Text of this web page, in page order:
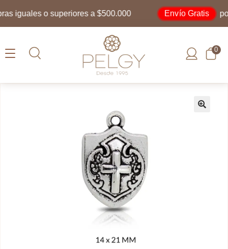
iguales o superiores a $500.000 Envío Gratis por
0